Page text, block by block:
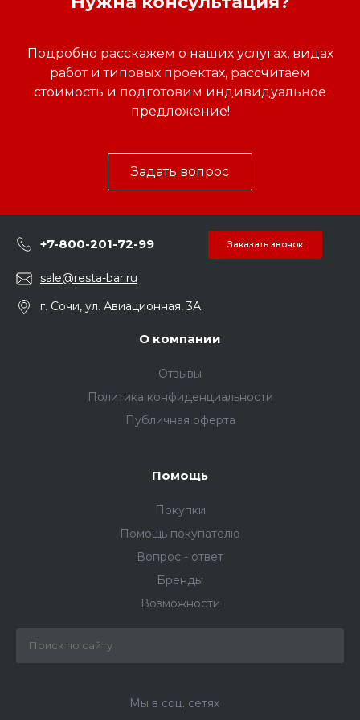
Подробно расскажем о наших услугах, видах
работ и типовых проектах, рассчитаем
стоимость и подготовим индивидуальное
предложение!
Задать вопрос
+7-800-201-72-99 Заказать звонок
sale@resta-bar.ru
г. Сочи, ул. Авиационная, 3А
О компании
Отзывы
Политика конфиденциальности
Публичная оферта
Помощь
Покупки
Помощь покупателю
Вопрос - ответ
Бренды
Возможности
Мы в соц. сетях